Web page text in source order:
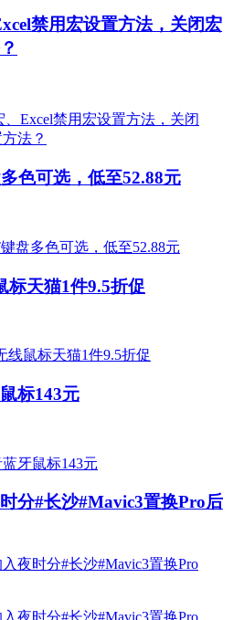
禁用宏设置方法，关闭宏
色可选，低至52.88元
标天猫1件9.5折促
标143元
分#长沙#Mavic3置换Pro后